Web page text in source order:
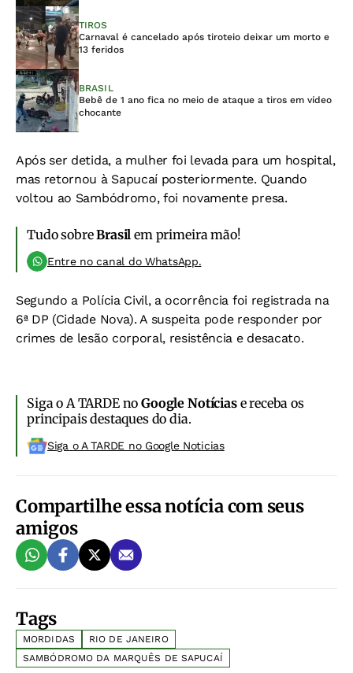
TIROS
Carnaval é cancelado após tiroteio deixar um morto e
13 feridos
BRASIL
Bebê de 1 ano fica no meio de ataque a tiros em vídeo
chocante
Após ser detida, a mulher foi levada para um hospital,
mas retornou à Sapucaí posteriormente. Quando
voltou ao Sambódromo, foi novamente presa.
Tudo sobreBrasil em primeira mão!
Entre no canal do WhatsApp.
Segundo a Polícia Civil, a ocorrência foi registrada na
6ª DP (Cidade Nova). A suspeita pode responder por
crimes de lesão corporal, resistência e desacato.
Siga o A TARDE noGoogle Notíciase receba os
principais destaques do dia.
Siga o A TARDE no Google Noticias
Compartilhe essa notícia com seus
amigos
Tags
MORDIDAS
RIO DE JANEIRO
SAMBÓDROMO DA MARQUÊS DE SAPUCAÍ